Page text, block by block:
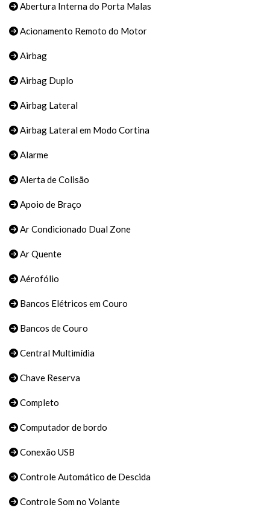
Abertura Interna do Porta Malas
Acionamento Remoto do Motor
Airbag
Airbag Duplo
Airbag Lateral
Airbag Lateral em Modo Cortina
Alarme
Alerta de Colisão
Apoio de Braço
Ar Condicionado Dual Zone
Ar Quente
Aérofólio
Bancos Elétricos em Couro
Bancos de Couro
Central Multimídia
Chave Reserva
Completo
Computador de bordo
Conexão USB
Controle Automático de Descida
Controle Som no Volante